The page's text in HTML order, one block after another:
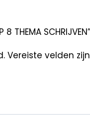
THEMA
Vereiste velden